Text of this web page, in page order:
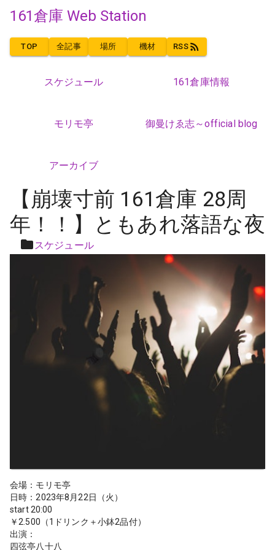
161倉庫 Web Station
TOP 全記事 場所 機材 RSS
スケジュール 161倉庫情報
モリモ亭 御曼けゑ志～official blog
アーカイブ
【崩壊寸前 161倉庫 28周
年！！】ともあれ落語な夜
スケジュール
会場：モリモ亭
日時：2023年8月22日（火）
start 20:00
￥2.500（1ドリンク＋小鉢2品付）
出演：
四弦亭八十八